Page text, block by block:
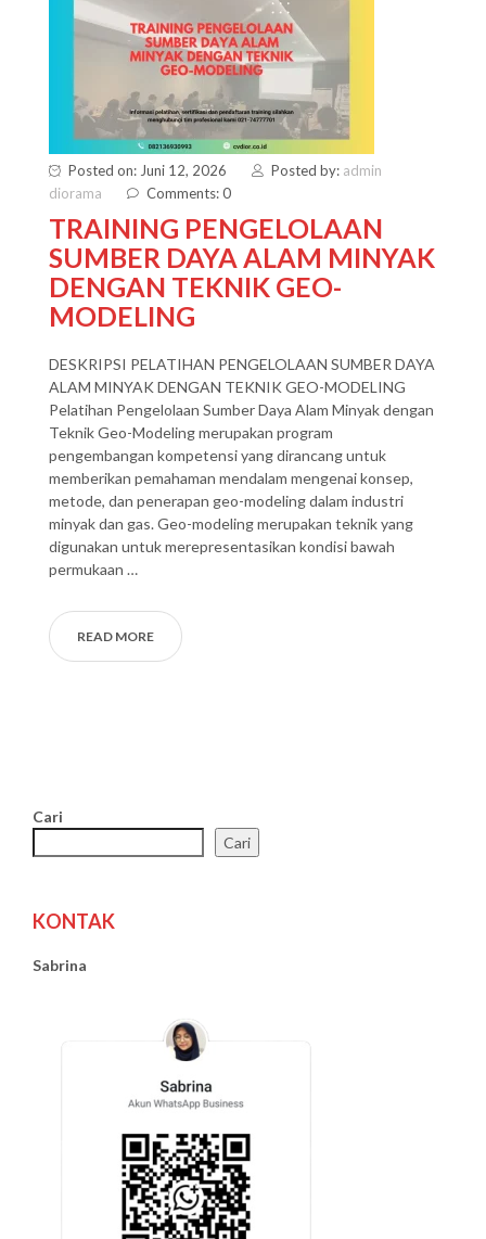
Posted on: Juni 12, 2026 Posted by: admin
diorama
Comments: 0
TRAINING PENGELOLAAN
SUMBER DAYA ALAM MINYAK
DENGAN TEKNIK GEO-
MODELING
DESKRIPSI PELATIHAN PENGELOLAAN SUMBER DAYA
ALAM MINYAK DENGAN TEKNIK GEO-MODELING
Pelatihan Pengelolaan Sumber Daya Alam Minyak dengan
Teknik Geo-Modeling merupakan program
pengembangan kompetensi yang dirancang untuk
memberikan pemahaman mendalam mengenai konsep,
metode, dan penerapan geo-modeling dalam industri
minyak dan gas. Geo-modeling merupakan teknik yang
digunakan untuk merepresentasikan kondisi bawah
permukaan …
READ MORE
Cari
Cari
KONTAK
Sabrina